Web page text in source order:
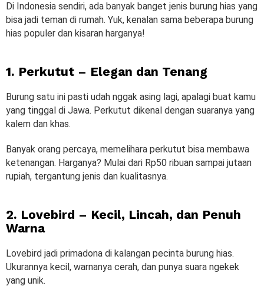
Di Indonesia sendiri, ada banyak banget jenis burung hias yang
bisa jadi teman di rumah. Yuk, kenalan sama beberapa burung
hias populer dan kisaran harganya!
1. Perkutut – Elegan dan Tenang
Burung satu ini pasti udah nggak asing lagi, apalagi buat kamu
yang tinggal di Jawa. Perkutut dikenal dengan suaranya yang
kalem dan khas.
Banyak orang percaya, memelihara perkutut bisa membawa
ketenangan. Harganya? Mulai dari Rp50 ribuan sampai jutaan
rupiah, tergantung jenis dan kualitasnya.
2. Lovebird – Kecil, Lincah, dan Penuh
Warna
Lovebird jadi primadona di kalangan pecinta burung hias.
Ukurannya kecil, warnanya cerah, dan punya suara ngekek
yang unik.